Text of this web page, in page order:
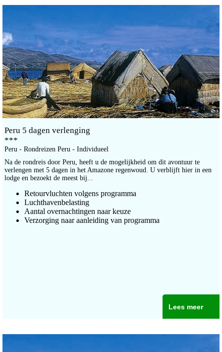
Peru 5 dagen verlenging
***
Peru - Rondreizen Peru - Individueel
Na de rondreis door Peru, heeft u de mogelijkheid om dit avontuur te
verlengen met 5 dagen in het Amazone regenwoud. U verblijft hier in een
lodge en bezoekt de meest bij...
Retourvluchten volgens programma
Luchthavenbelasting
Aantal overnachtingen naar keuze
Verzorging naar aanleiding van programma
Lees meer